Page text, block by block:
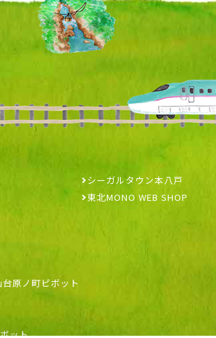
原ノ町ピボット
ット
シーガルタウン本八戸
東北MONO WEB SHOP